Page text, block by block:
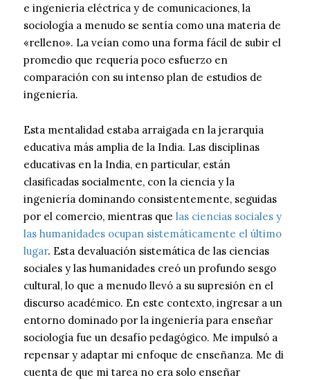
e ingeniería eléctrica y de comunicaciones, la
sociología a menudo se sentía como una materia de
«relleno». La veían como una forma fácil de subir el
promedio que requería poco esfuerzo en
comparación con su intenso plan de estudios de
ingeniería.
Esta mentalidad estaba arraigada en la jerarquía
educativa más amplia de la India. Las disciplinas
educativas en la India, en particular, están
clasificadas socialmente, con la ciencia y la
ingeniería dominando consistentemente, seguidas
por el comercio, mientras que las ciencias sociales y
las humanidades ocupan sistemáticamente el último
lugar. Esta devaluación sistemática de las ciencias
sociales y las humanidades creó un profundo sesgo
cultural, lo que a menudo llevó a su supresión en el
discurso académico. En este contexto, ingresar a un
entorno dominado por la ingeniería para enseñar
sociología fue un desafío pedagógico. Me impulsó a
repensar y adaptar mi enfoque de enseñanza. Me di
cuenta de que mi tarea no era solo enseñar